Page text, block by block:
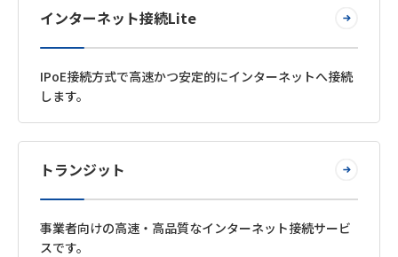
インターネット接続Lite
IPoE接続方式で高速かつ安定的にインターネットへ接続
します。
トランジット
事業者向けの高速・高品質なインターネット接続サービ
スです。